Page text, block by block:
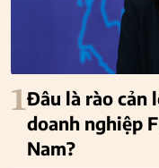
1Đâu là rào cản
doanh nghiệp
Nam?